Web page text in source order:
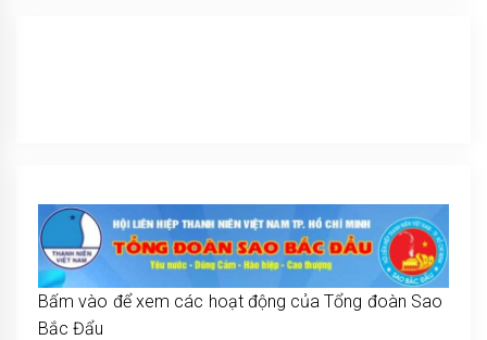
Bấm vào để xem các hoạt động của Tổng đoàn Sao
Bắc Đẩu